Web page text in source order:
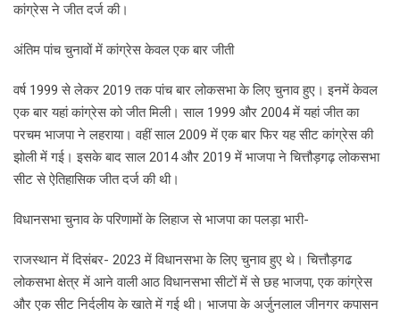
कांग्रेस ने जीत दर्ज की।
अंतिम पांच चुनावों में कांग्रेस केवल एक बार जीती
वर्ष 1999 से लेकर 2019 तक पांच बार लोकसभा के लिए चुनाव हुए। इनमें केवल
एक बार यहां कांग्रेस को जीत मिली। साल 1999 और 2004 में यहां जीत का
परचम भाजपा ने लहराया। वहीं साल 2009 में एक बार फिर यह सीट कांग्रेस की
झोली में गई। इसके बाद साल 2014 और 2019 में भाजपा ने चित्तौड़गढ़ लोकसभा
सीट से ऐतिहासिक जीत दर्ज की थी।
विधानसभा चुनाव के परिणामों के लिहाज से भाजपा का पलड़ा भारी-
राजस्थान में दिसंबर- 2023 में विधानसभा के लिए चुनाव हुए थे। चित्तौड़गढ
लोकसभा क्षेत्र में आने वाली आठ विधानसभा सीटों में से छह भाजपा, एक कांग्रेस
और एक सीट निर्दलीय के खाते में गई थी। भाजपा के अर्जुनलाल जीनगर कपासन